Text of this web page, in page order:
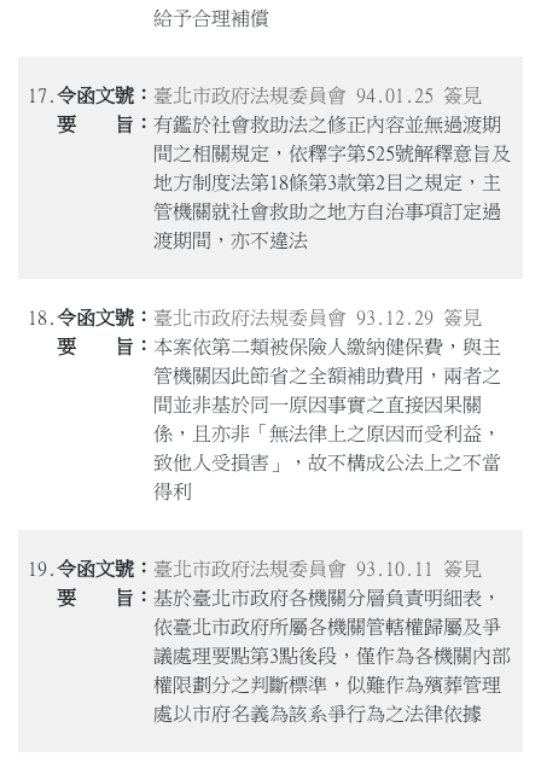
給予合理補償
17.
臺北市政府法規委員會 94.01.25 簽見
有鑑於社會救助法之修正內容並無過渡期
間之相關規定，依釋字第525號解釋意旨及
地方制度法第18條第3款第2目之規定，主
管機關就社會救助之地方自治事項訂定過
渡期間，亦不違法
18.
臺北市政府法規委員會 93.12.29 簽見
本案依第二類被保險人繳納健保費，與主
管機關因此節省之全額補助費用，兩者之
間並非基於同一原因事實之直接因果關
係，且亦非「無法律上之原因而受利益，
致他人受損害」，故不構成公法上之不當
得利
19.
臺北市政府法規委員會 93.10.11 簽見
基於臺北市政府各機關分層負責明細表，
依臺北市政府所屬各機關管轄權歸屬及爭
議處理要點第3點後段，僅作為各機關內部
權限劃分之判斷標準，似難作為殯葬管理
處以市府名義為該系爭行為之法律依據